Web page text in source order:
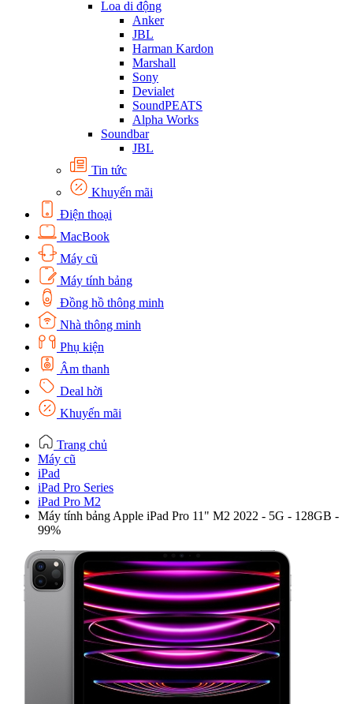
Loa di động
Anker
JBL
Harman Kardon
Marshall
Sony
Devialet
SoundPEATS
Alpha Works
Soundbar
JBL
Tin tức
Khuyến mãi
Điện thoại
MacBook
Máy cũ
Máy tính bảng
Đồng hồ thông minh
Nhà thông minh
Phụ kiện
Âm thanh
Deal hời
Khuyến mãi
Trang chủ
Máy cũ
iPad
iPad Pro Series
iPad Pro M2
Máy tính bảng Apple iPad Pro 11" M2 2022 - 5G - 128GB -
99%